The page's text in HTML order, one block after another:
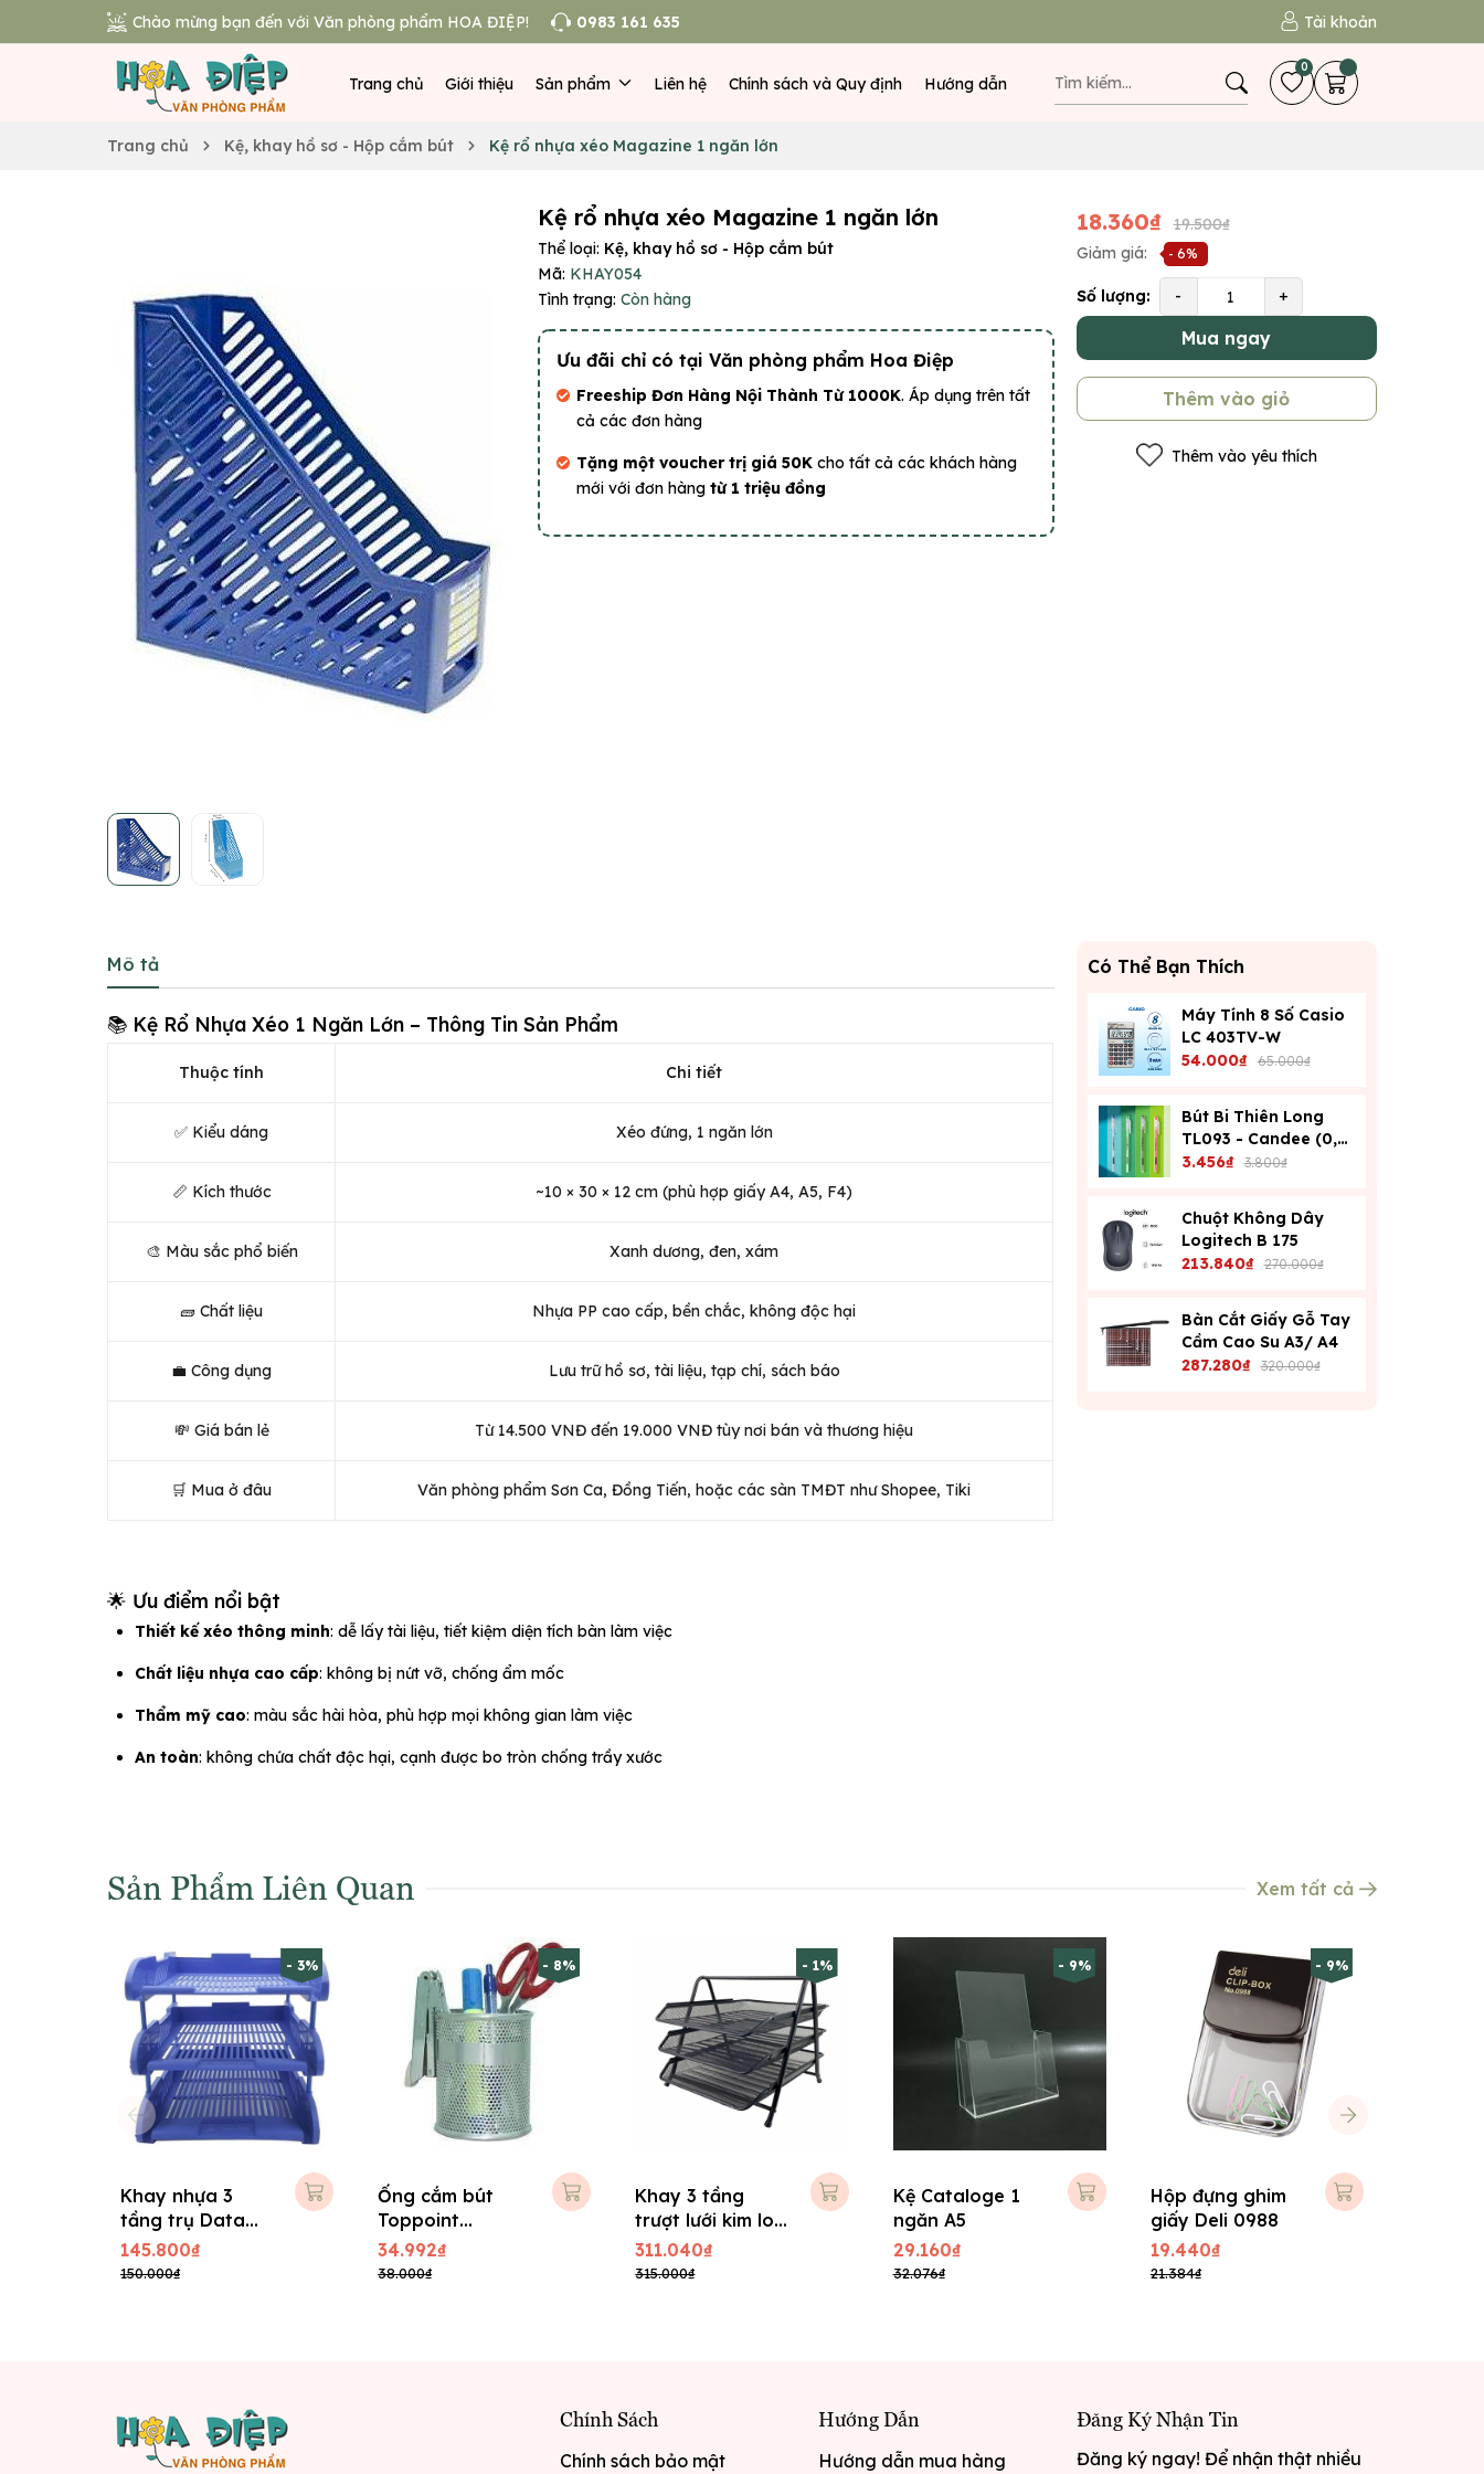
Chào mừng bạn đến với Văn phòng phẩm HOA ĐIỆP! 0983 161 635 Tài khoản
Trang chủ Giới thiệu Sản phẩm Liên hệ Chính sách và Quy định Hướng dẫn
0
Trang chủ Kệ, khay hồ sơ - Hộp cắm bút Kệ rổ nhựa xéo Magazine 1 ngăn lớn
Kệ rổ nhựa xéo Magazine 1 ngăn lớn
Thể loại: Kệ, khay hồ sơ - Hộp cắm bút
Mã: KHAY054
Tình trạng: Còn hàng
Ưu đãi chỉ có tại Văn phòng phẩm Hoa Điệp
Freeship Đơn Hàng Nội Thành Từ 1000K. Áp dụng trên tất
cả các đơn hàng
Tặng một voucher trị giá 50K cho tất cả các khách hàng
mới với đơn hàng từ 1 triệu đồng
18.360₫
19.500₫
Giảm giá:
- 6%
Số lượng: - +
Mua ngay
Thêm vào giỏ
Thêm vào yêu thích
Có Thể Bạn Thích
Máy Tính 8 Số Casio
LC 403TV-W
54.000₫ 65.000₫
Bút Bi Thiên Long
TL093 - Candee (0,6
Mm) - Xanh
3.456₫ 3.800₫
Chuột Không Dây
Logitech B 175
213.840₫ 270.000₫
Bàn Cắt Giấy Gỗ Tay
Cầm Cao Su A3/ A4
287.280₫ 320.000₫
Mô tả
📚 Kệ Rổ Nhựa Xéo 1 Ngăn Lớn – Thông Tin Sản Phẩm
Thuộc tính Chi tiết
✅ Kiểu dáng Xéo đứng, 1 ngăn lớn
📏 Kích thước ~10 × 30 × 12 cm (phù hợp giấy A4, A5, F4)
🎨 Màu sắc phổ biến Xanh dương, đen, xám
🧱 Chất liệu Nhựa PP cao cấp, bền chắc, không độc hại
💼 Công dụng Lưu trữ hồ sơ, tài liệu, tạp chí, sách báo
💸 Giá bán lẻ Từ 14.500 VNĐ đến 19.000 VNĐ tùy nơi bán và thương hiệu
🛒 Mua ở đâu Văn phòng phẩm Sơn Ca, Đồng Tiến, hoặc các sàn TMĐT như Shopee, Tiki
🌟 Ưu điểm nổi bật
Thiết kế xéo thông minh: dễ lấy tài liệu, tiết kiệm diện tích bàn làm việc
Chất liệu nhựa cao cấp: không bị nứt vỡ, chống ẩm mốc
Thẩm mỹ cao: màu sắc hài hòa, phù hợp mọi không gian làm việc
An toàn: không chứa chất độc hại, cạnh được bo tròn chống trầy xước
Sản Phẩm Liên Quan Xem tất cả
- 3%
Khay nhựa 3
tầng trụ Data
King
145.800₫
150.000₫
- 8%
Ống cắm bút
Toppoint
HY3155C
34.992₫
38.000₫
- 1%
Khay 3 tầng
trượt lưới kim loại
HY62001A - Đen
311.040₫
315.000₫
- 9%
Kệ Cataloge 1
ngăn A5
29.160₫
32.076₫
- 9%
Hộp đựng ghim
giấy Deli 0988
19.440₫
21.384₫
Chính Sách
Chính sách bảo mật
Hướng Dẫn
Hướng dẫn mua hàng
Đăng Ký Nhận Tin
Đăng ký ngay! Để nhận thật nhiều